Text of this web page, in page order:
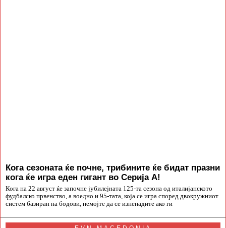
Кога сезоната ќе почне, трибините ќе бидат празни
кога ќе игра еден гигант во Серија А!
Кога на 22 август ќе започне јубилејната 125-та сезона од италијанското
фудбалско првенство, а воедно и 95-тата, која се игра според двокружниот
систем базиран на бодови, немојте да се изненадите ако ги